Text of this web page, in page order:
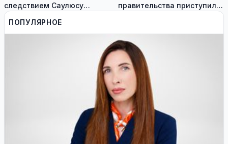
следствием Саулюсу
Сквернялису временно
разрешили выехать за
границу
правительства приступил к
ПОПУЛЯРНОЕ